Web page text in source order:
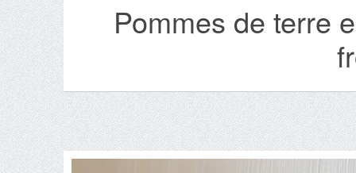
Pommes de terre